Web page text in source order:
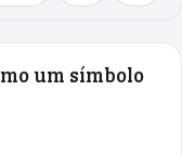
um símbolo